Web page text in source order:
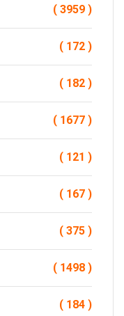
( 3959 )
( 172 )
( 182 )
( 1677 )
( 121 )
( 167 )
( 375 )
( 1498 )
( 184 )